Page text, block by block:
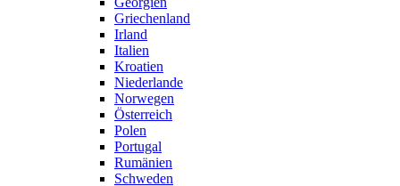
Griechenland
Irland
Italien
Kroatien
Niederlande
Norwegen
Österreich
Polen
Portugal
Rumänien
Schweden